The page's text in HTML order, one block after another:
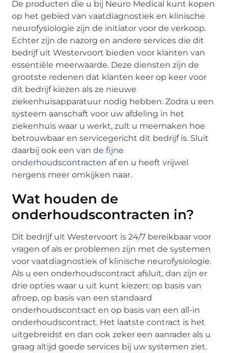
De producten die u bij Neuro Medical kunt kopen
op het gebied van vaatdiagnostiek en klinische
neurofysiologie zijn de initiator voor de verkoop.
Echter zijn de nazorg en andere services die dit
bedrijf uit Westervoort bieden voor klanten van
essentiële meerwaarde. Deze diensten zijn de
grootste redenen dat klanten keer op keer voor
dit bedrijf kiezen als ze nieuwe
ziekenhuisapparatuur nodig hebben. Zodra u een
systeem aanschaft voor uw afdeling in het
ziekenhuis waar u werkt, zult u meemaken hoe
betrouwbaar en servicegericht dit bedrijf is. Sluit
daarbij ook een vande fijne
onderhoudscontracten af en u heeft vrijwel
nergens meer omkijken naar.
Wat houden de
onderhoudscontracten in?
Dit bedrijf uit Westervoort is 24/7 bereikbaar voor
vragen of als er problemen zijn met de systemen
voor vaatdiagnostiek of klinische neurofysiologie.
Als u een onderhoudscontract afsluit, dan zijn er
drie opties waar u uit kunt kiezen: op basis van
afroep, op basis van een standaard
onderhoudscontract en op basis van een all-in
onderhoudscontract. Het laatste contract is het
uitgebreidst en dan ook zeker een aanrader als u
graag altijd goede services bij uw systemen ziet.